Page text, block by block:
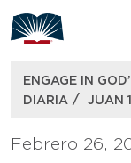
to
content
ENGAGE IN
DIARIA / JUAN
Febrero 26,